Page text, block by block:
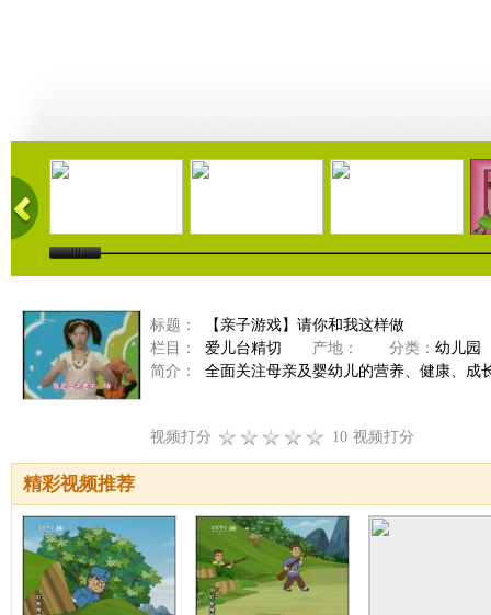
21:58 01:43 02:58
标题：
【亲子游戏】请你和我这样做
栏目：
爱儿台精切 产地： 分类： 幼儿园
简介：
全面关注母亲及婴幼儿的营养、健康、成
视频打分 10 视频打分
精彩视频推荐